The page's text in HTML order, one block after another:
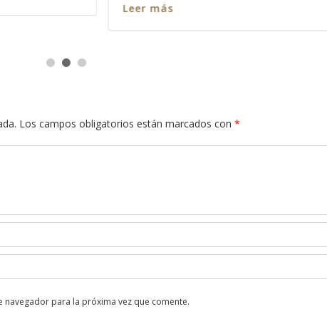
Los campos obligatorios están marcados con *
navegador para la próxima vez que comente.